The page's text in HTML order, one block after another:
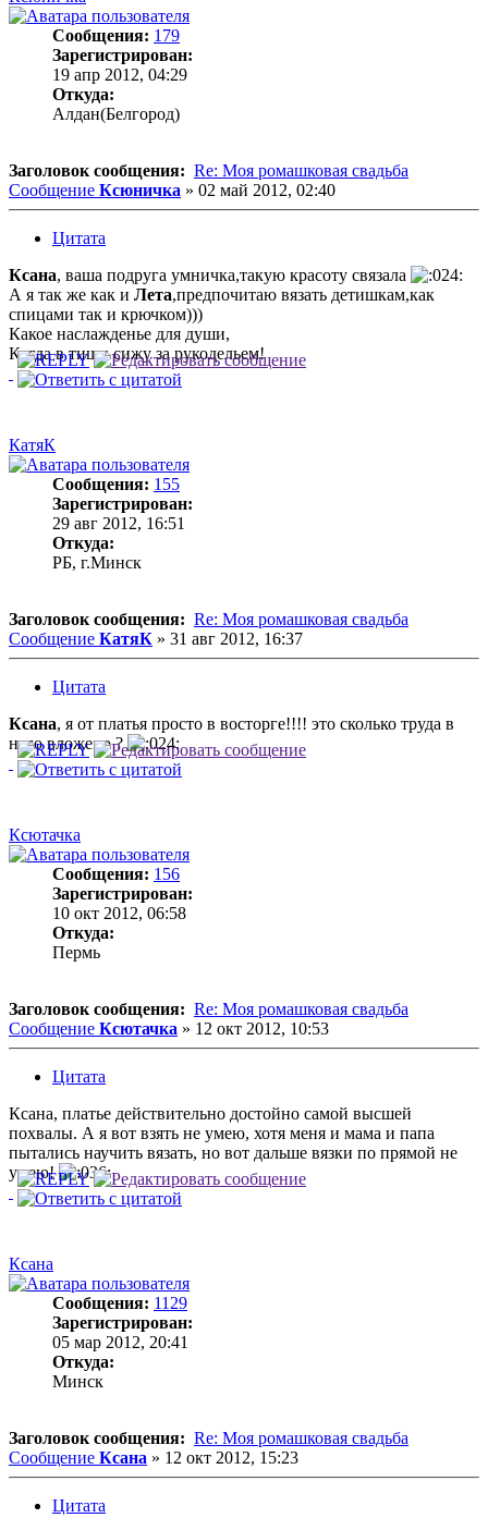
Сообщения: 179
Зарегистрирован:
19 апр 2012, 04:29
Откуда:
Алдан(Белгород)
Заголовок сообщения: Re: Моя ромашковая свадьба
Сообщение Ксюничка » 02 май 2012, 02:40
Цитата
Ксана, ваша подруга умничка,такую красоту связала
А я так же как и Лета,предпочитаю вязать детишкам,как
спицами так и крючком)))
Какое наслажденье для души,
Когда в тиши сижу за рукодельем!
КатяК
Сообщения: 155
Зарегистрирован:
29 авг 2012, 16:51
Откуда:
РБ, г.Минск
Заголовок сообщения: Re: Моя ромашковая свадьба
Сообщение КатяК » 31 авг 2012, 16:37
Цитата
Ксана, я от платья просто в восторге!!!! это сколько труда в
него вложено ?
Ксютачка
Сообщения: 156
Зарегистрирован:
10 окт 2012, 06:58
Откуда:
Пермь
Заголовок сообщения: Re: Моя ромашковая свадьба
Сообщение Ксютачка » 12 окт 2012, 10:53
Цитата
Ксана, платье действительно достойно самой высшей
похвалы. А я вот взять не умею, хотя меня и мама и папа
пытались научить вязать, но вот дальше вязки по прямой не
умею!
Ксана
Сообщения: 1129
Зарегистрирован:
05 мар 2012, 20:41
Откуда:
Минск
Заголовок сообщения: Re: Моя ромашковая свадьба
Сообщение Ксана » 12 окт 2012, 15:23
Цитата